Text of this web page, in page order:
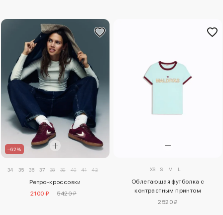
–62%
34 35 36 37 38 39 40 41 42
Ретро-кроссовки
2100 ₽
5420 ₽
XS S M L
Облегающая футболка с
контрастным принтом
2520 ₽